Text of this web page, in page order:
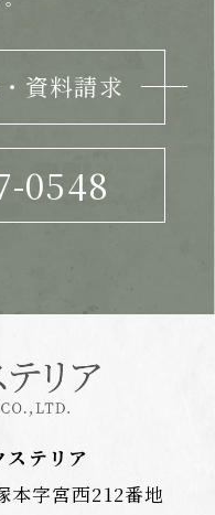
資料請求
0548
ステリア
本字宮西212番地